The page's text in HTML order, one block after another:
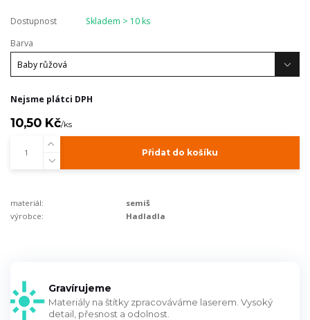
Dostupnost
Skladem > 10 ks
Barva
Nejsme plátci DPH
10,50 Kč/ks
Přidat do košíku
materiál:
semiš
výrobce:
Hadladla
Gravírujeme
Materiály na štítky zpracováváme laserem. Vysoký
detail, přesnost a odolnost.